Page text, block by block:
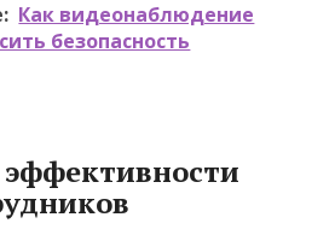
Как видеонаблюдение
безопасность